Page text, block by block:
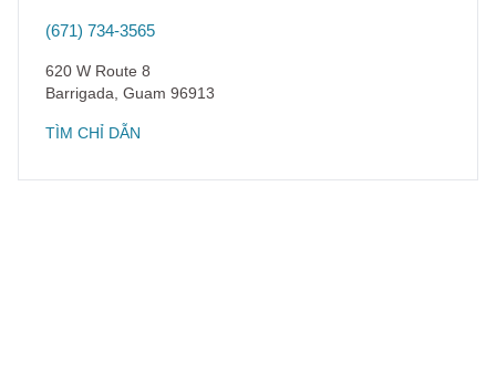
(671) 734-3565
620 W Route 8
Barrigada Guam 96913
TÌM CHỈ DẪN